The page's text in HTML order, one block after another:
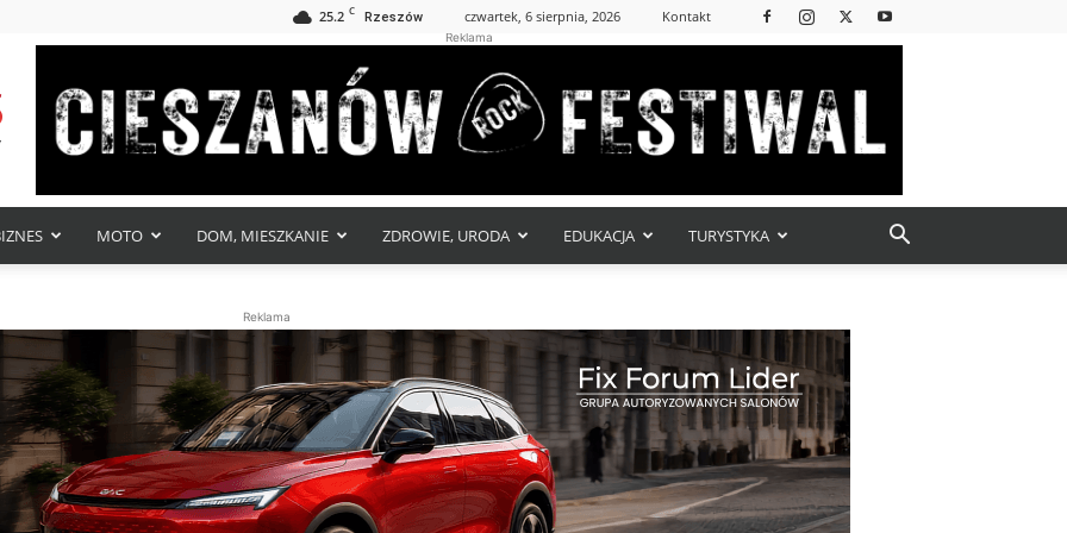
25.2 C Rzeszów czwartek, 6 sierpnia, 2026 Kontakt
Reklama
MOTO DOM, MIESZKANIE ZDROWIE, URODA EDUKACJA TURYSTYKA
Reklama